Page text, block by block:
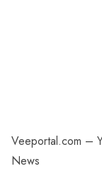
Veeportal.com –
News